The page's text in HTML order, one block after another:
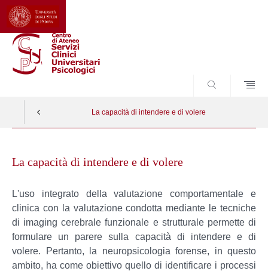
La capacità di intendere e di volere
contentLa capacità di intendere e di volere
L'uso integrato della valutazione comportamentale e
clinica con la valutazione condotta mediante le tecniche
di imaging cerebrale funzionale e strutturale permette di
formulare un parere sulla capacità di intendere e di
volere. Pertanto, la neuropsicologia forense, in questo
ambito, ha come obiettivo quello di identificare i processi